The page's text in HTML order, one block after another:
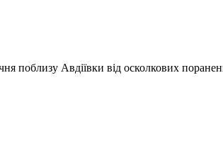
поблизу Авдіївки від осколкових